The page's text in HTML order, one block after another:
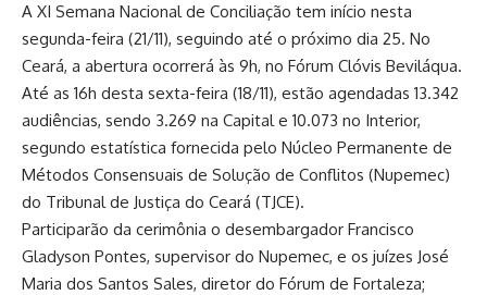
A XI Semana Nacional de Conciliação tem início nesta
segunda-feira (21/11), seguindo até o próximo dia 25. No
Ceará, a abertura ocorrerá às 9h, no Fórum Clóvis Beviláqua.
Até as 16h desta sexta-feira (18/11), estão agendadas 13.342
audiências, sendo 3.269 na Capital e 10.073 no Interior,
segundo estatística fornecida pelo Núcleo Permanente de
Métodos Consensuais de Solução de Conflitos (Nupemec)
do Tribunal de Justiça do Ceará (TJCE).
Participarão da cerimônia o desembargador Francisco
Gladyson Pontes, supervisor do Nupemec, e os juízes José
Maria dos Santos Sales, diretor do Fórum de Fortaleza;